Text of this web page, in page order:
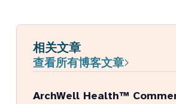
相关文章
查看所有博客文章
ArchWell Health™